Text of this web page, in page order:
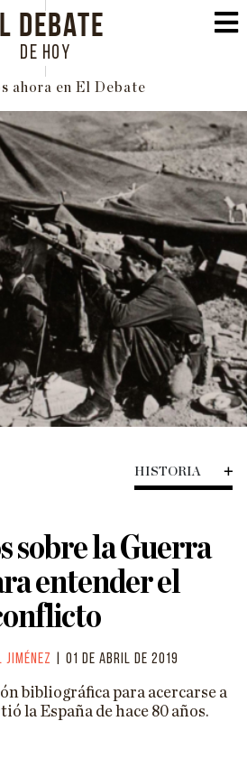
DEBATE
DE HOY
ahora en El Debate
PORTADA
POLÍTICA
INTERNACIONAL
ECONOMÍA
EDUCACIÓN
SOCIEDAD
FAMILIA
CULTURA
HISTORIA
ENFOQUES
EL ASTROLABIO
ENTREVISTAS
ESPECIALES
HISTORIA
sobre la Guerra
entender el
| 01 de abril de 2019
bibliográfica para acercarse a
la España de hace 80 años.